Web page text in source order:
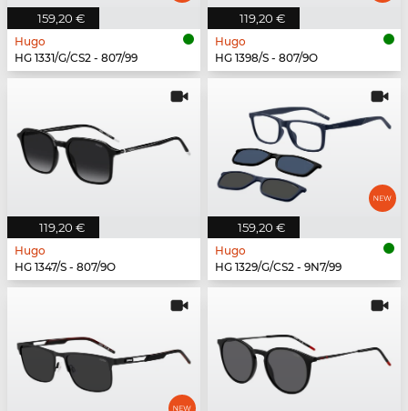
159,20 €
Hugo
HG 1331/G/CS2 - 807/99
119,20 €
Hugo
HG 1398/S - 807/9O
119,20 €
Hugo
HG 1347/S - 807/9O
159,20 €
Hugo
HG 1329/G/CS2 - 9N7/99